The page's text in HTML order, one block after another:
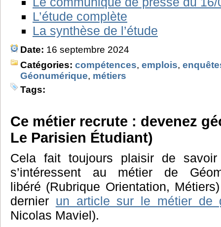
L’étude complète
La synthèse de l’étude
Date: 16 septembre 2024
Catégories: compétences, emplois,
Géonumérique, métiers
Tags:
Ce métier recrute : devenez
Le Parisien Étudiant)
Cela fait toujours plaisir de
s’intéressent au métier de
libéré (Rubrique Orientation,
dernier un article sur le métier de
Nicolas Maviel).